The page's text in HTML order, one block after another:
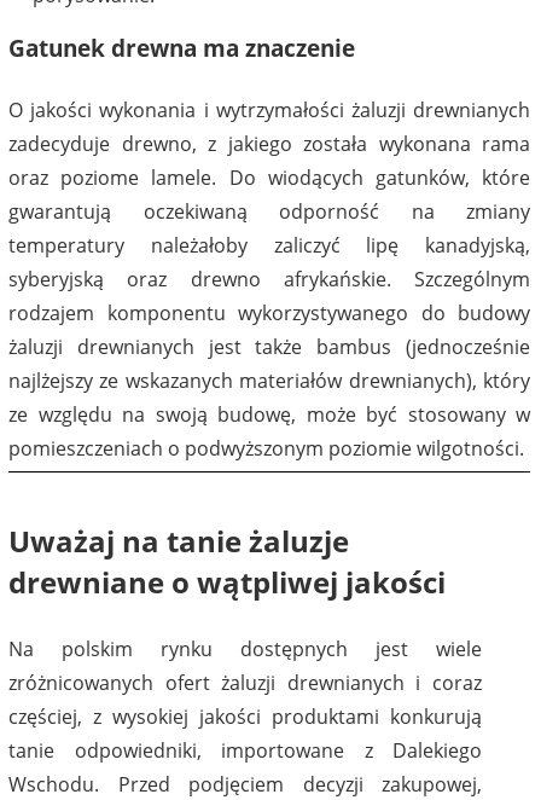
Gatunek drewna ma znaczenie
O jakości wykonania i wytrzymałości żaluzji drewnianych
zadecyduje drewno, z jakiego została wykonana rama
oraz poziome lamele. Do wiodących gatunków, które
gwarantują oczekiwaną odporność na zmiany
temperatury należałoby zaliczyć lipę kanadyjską,
syberyjską oraz drewno afrykańskie. Szczególnym
rodzajem komponentu wykorzystywanego do budowy
żaluzji drewnianych jest także bambus (jednocześnie
najlżejszy ze wskazanych materiałów drewnianych), który
ze względu na swoją budowę, może być stosowany w
pomieszczeniach o podwyższonym poziomie wilgotności.
Uważaj na tanie żaluzje
drewniane o wątpliwej jakości
Na polskim rynku dostępnych jest wiele
zróżnicowanych ofert żaluzji drewnianych i coraz
częściej, z wysokiej jakości produktami konkurują
tanie odpowiedniki, importowane z Dalekiego
Wschodu. Przed podjęciem decyzji zakupowej,